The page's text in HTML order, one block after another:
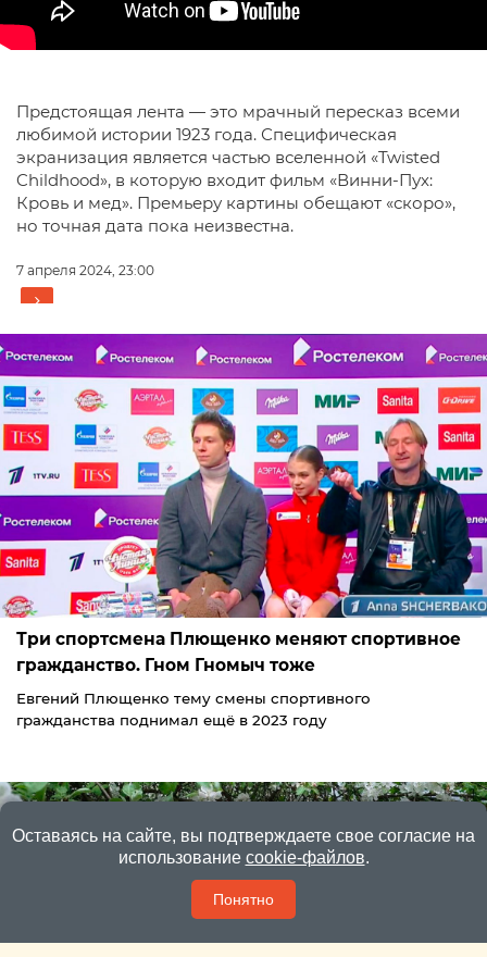
Предстоящая лента — это мрачный пересказ всеми
любимой истории 1923 года. Специфическая
экранизация является частью вселенной «Twisted
Childhood», в которую входит фильм «Винни-Пух:
Кровь и мед». Премьеру картины обещают «скоро»,
но точная дата пока неизвестна.
7 апреля 2024, 23:00
Три спортсмена Плющенко меняют спортивное
гражданство. Гном Гномыч тоже
Евгений Плющенко тему смены спортивного
гражданства поднимал ещё в 2023 году
Оставаясь на сайте, вы подтверждаете свое согласие на
использование cookie-файлов.
Понятно